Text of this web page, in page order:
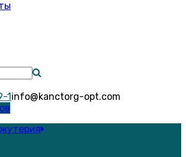
1info@kanctorg-opt.com